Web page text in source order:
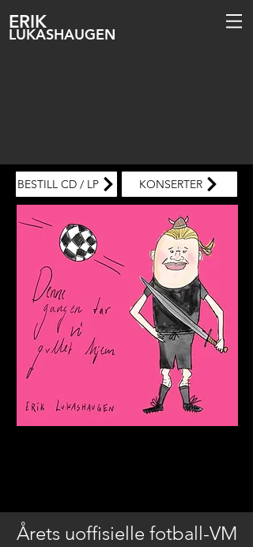
ERIK
LUKASHAUGEN
BESTILL CD / LP KONSERTER
Årets uoffisielle fotball-VM